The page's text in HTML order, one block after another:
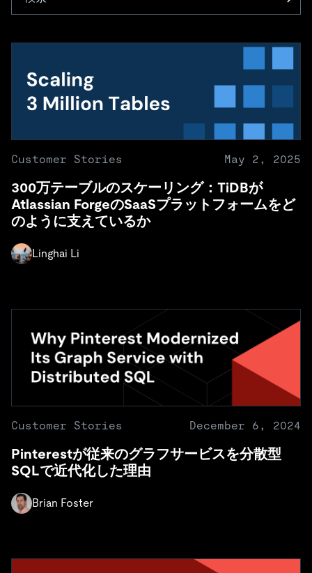
Customer Stories May 2, 2025
300万テーブルのスケーリング：TiDBが
Atlassian ForgeのSaaSプラットフォームをど
のように支えているか
Linghai Li
Customer Stories December 6, 2024
Pinterestが従来のグラフサービスを分散型
SQLで近代化した理由
Brian Foster